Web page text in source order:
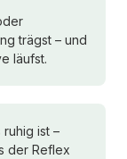
trägst – und
läufst.
ist –
der Reflex